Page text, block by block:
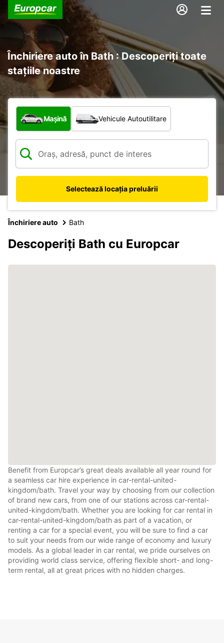
Închiriere auto în Bath : Descoperiți toate
stațiile noastre
Ce tip de vehicul?
Mașină Vehicule Autoutilitare
Selectează locația preluării
Închiriere auto Bath
Descoperiți Bath cu Europcar
Benefit from Europcar’s great deals available all year round for
a seamless car hire experience in car-rental-united-
kingdom/bath. Travel your way by choosing from our collection
of brand new cars, from one of our stations across car-rental-
united-kingdom/bath. Whether you are looking for car rental in
car-rental-united-kingdom/bath as part of a vacation, or
renting a car for a special event, you will be sure to find a car
to suit your needs from our wide range of economy and luxury
models. As a global leader in car rental, we pride ourselves on
providing world class service, offering flexible short- and long-
term rental, all at great prices with no hidden charges.